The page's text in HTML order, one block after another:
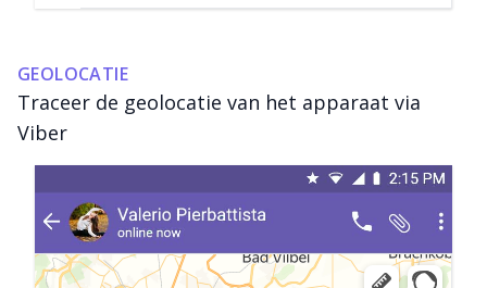
GEOLOCATIE
Traceer de geolocatie van het apparaat via
Viber